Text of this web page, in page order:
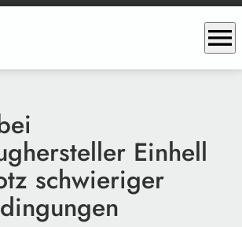
menu
Einhell
schwieriger